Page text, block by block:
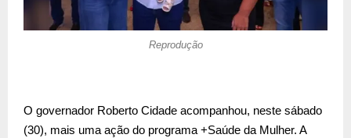
Reprodução
O governador Roberto Cidade acompanhou, neste sábado
(30), mais uma ação do programa +Saúde da Mulher. A